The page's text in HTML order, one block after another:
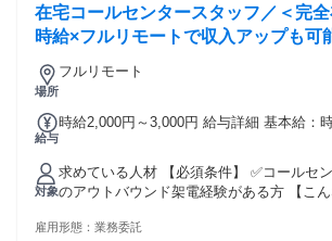
メ！】 ・複数案件の対応が可能な方 ・責
方 ・成長意欲のある方 ・法人営業のご経
テレアポのご経験がある方 ・メリハリをつ
楽しく働きたい方
在宅コールセンタースタッフ／＜完
時給×フルリモートで収入アップも可
場所
フルリモート
給与
時給2,000円～3,000円 給与詳細 基本給：
をもとに決定します！ ▼営業経験2年以上（営業実績を考慮）
時給2,000円～2,200円 ▼営業経験3年以上（リーダー・マネジ
メント経験歓迎） 時給2,200円～2,500円 ▼営業経験1年未満
時給1,500円～1,900円 ▼営業経験1～2年 時給1,900円～2,000
対象
求めている人材 【必須条件】 ✅コールセ
のアウトバウンド架電経験がある方 【こんな方にオススメ】
✅SalesforceなどCRMツールの使用経験が
雇用形態： 業務委託